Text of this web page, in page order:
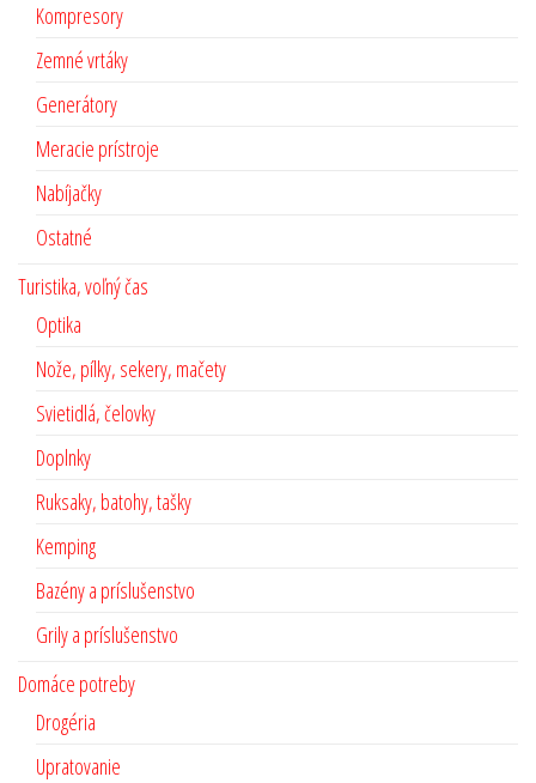
Kompresory
Zemné vrtáky
Generátory
Meracie prístroje
Nabíjačky
Ostatné
Turistika, voľný čas
Optika
Nože, pílky, sekery, mačety
Svietidlá, čelovky
Doplnky
Ruksaky, batohy, tašky
Kemping
Bazény a príslušenstvo
Grily a príslušenstvo
Domáce potreby
Drogéria
Upratovanie